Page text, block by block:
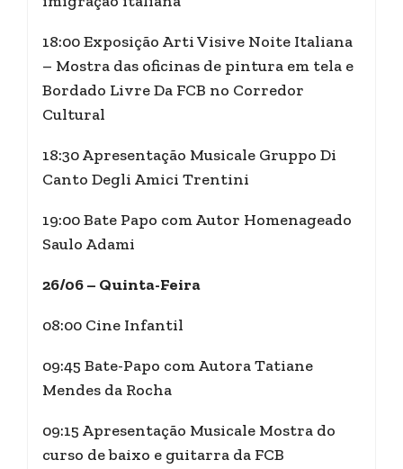
18:00 Exposição Arti Visive Noite Italiana
– Mostra das oficinas de pintura em tela e
Bordado Livre Da FCB no Corredor
Cultural
18:30 Apresentação Musicale Gruppo Di
Canto Degli Amici Trentini
19:00 Bate Papo com Autor Homenageado
Saulo Adami
26/06 – Quinta-Feira
08:00 Cine Infantil
09:45 Bate-Papo com Autora Tatiane
Mendes da Rocha
09:15 Apresentação Musicale Mostra do
curso de baixo e guitarra da FCB